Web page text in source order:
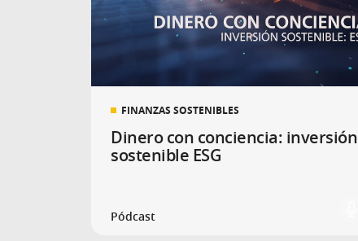
FINANZAS SOSTENIBLES
Dinero con conciencia: inversión
sostenible ESG
Pódcast